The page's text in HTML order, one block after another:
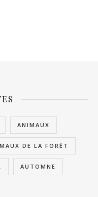
ANIMAUX
DE LA FORÊT
AUTOMNE